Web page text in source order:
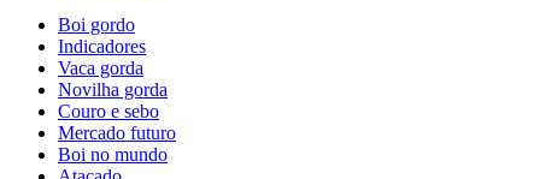
Boi gordo
Indicadores
Vaca gorda
Novilha gorda
Couro e sebo
Mercado futuro
Boi no mundo